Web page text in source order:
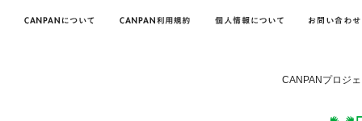
CANPANプロジ